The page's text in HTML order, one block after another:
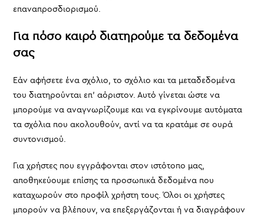
επαναπροσδιορισμού.
Για πόσο καιρό διατηρούμε τα δεδομένα
σας
Εάν αφήσετε ένα σχόλιο, το σχόλιο και τα μεταδεδομένα
του διατηρούνται επ’ αόριστον. Αυτό γίνεται ώστε να
μπορούμε να αναγνωρίζουμε και να εγκρίνουμε αυτόματα
τα σχόλια που ακολουθούν, αντί να τα κρατάμε σε ουρά
συντονισμού.
Για χρήστες που εγγράφονται στον ιστότοπο μας,
αποθηκεύουμε επίσης τα προσωπικά δεδομένα που
καταχωρούν στο προφίλ χρήστη τους. Όλοι οι χρήστες
μπορούν να βλέπουν, να επεξεργάζονται ή να διαγράφουν